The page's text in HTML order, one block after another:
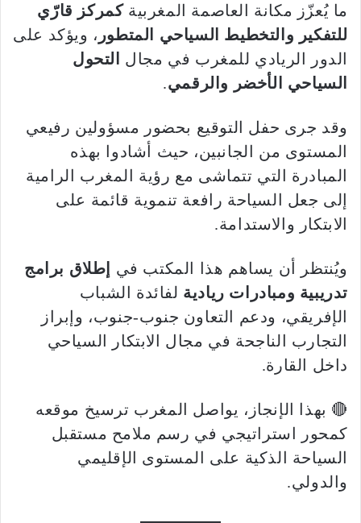
ما يُعزّز مكانة العاصمة المغربيةكمركز قارّي
للتفكير والتخطيط السياحي المتطور ، ويؤكد على
الدور الريادي للمغرب في مجال
التحول
السياحي الأخضر والرقمي.
وقد جرى حفل التوقيع بحضور مسؤولين رفيعي
المستوى من الجانبين، حيث أشادوا بهذه
المبادرة التي تتماشى مع رؤية المغرب الرامية
إلى جعل السياحة رافعة تنموية قائمة على
الابتكار والاستدامة.
ويُنتظر أن يساهم هذا المكتب في
إطلاق برامج
تدريبية ومبادرات ريادية لفائدة الشباب
الإفريقي، ودعم التعاون جنوب-جنوب، وإبراز
التجارب الناجحة في مجال الابتكار السياحي
داخل القارة.
🔴 بهذا الإنجاز، يواصل المغرب ترسيخ موقعه
كمحور استراتيجي في رسم ملامح مستقبل
السياحة الذكية على المستوى الإقليمي
والدولي.